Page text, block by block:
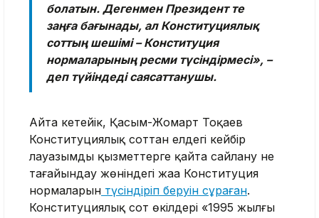
болатын. Дегенмен Президент те
заңға бағынады, ал Конституциялық
соттың шешімі – Конституция
нормаларының ресми түсіндірмесі», –
деп түйіндеді саясаттанушы.
Айта кетейік, Қасым-Жомарт Тоқаев
Конституциялық соттан елдегі кейбір
лауазымды қызметтерге қайта сайлану не
тағайындау жөніндегі жаңа Конституция
нормаларын түсіндіріп беруін сұраған.
Конституциялық сот өкілдері «1995 жылғы